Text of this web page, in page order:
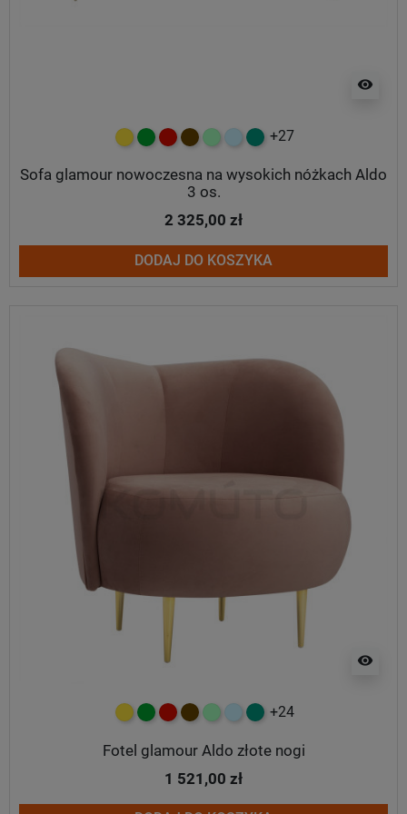
visibility
żółtyzielonyczerwony
czekoladowy
miętowybłękitny
turkusowy
+27
Sofa glamour nowoczesna na wysokich nóżkach Aldo
3 os.
2 325,00 zł
DODAJ DO KOSZYKA
visibility
żółtyzielonyczerwony
czekoladowy
miętowybłękitny
turkusowy
+24
Fotel glamour Aldo złote nogi
1 521,00 zł